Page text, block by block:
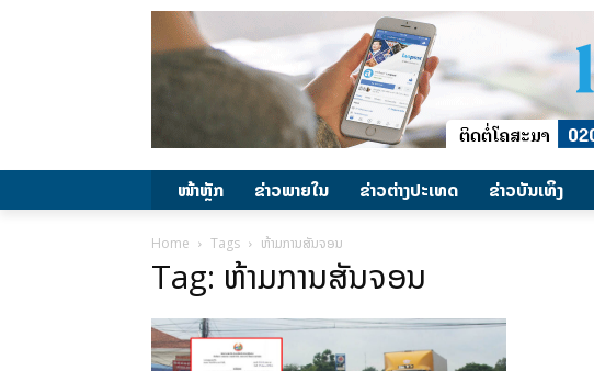
ໜ້າຫຼັກ ຂ່າວພາຍ​ໃນ ຂ່າວຕ່າງປະເທດ ​ຂ່າວບັນເທິງ
Home Tags ຫ້າມການສັນຈອນ
Tag: ຫ້າມການສັນຈອນ